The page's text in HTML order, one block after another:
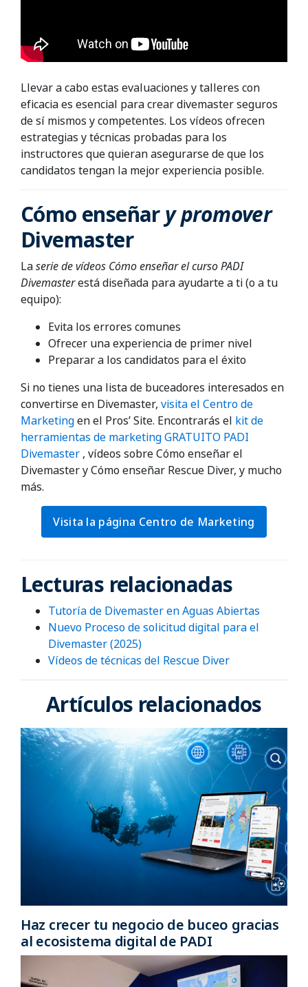
Llevar a cabo estas evaluaciones y talleres con
eficacia es esencial para crear divemaster seguros
de sí mismos y competentes. Los vídeos ofrecen
estrategias y técnicas probadas para los
instructores que quieran asegurarse de que los
candidatos tengan la mejor experiencia posible.
Cómo enseñary promover
Divemaster
Laserie de vídeos Cómo enseñar el curso PADI
Divemasterestá diseñada para ayudarte a ti (o a tu
equipo):
Evita los errores comunes
Ofrecer una experiencia de primer nivel
Preparar a los candidatos para el éxito
Si no tienes una lista de buceadores interesados en
convertirse en Divemaster, visita el Centro de
Marketingen el Pros’ Site. Encontrarás el kit de
herramientas de marketing GRATUITO PADI
Divemaster , vídeos sobre Cómo enseñar el
Divemaster y Cómo enseñar Rescue Diver, y mucho
más.
Visita la página Centro de Marketing
Lecturas relacionadas
Tutoría de Divemaster en Aguas Abiertas
Nuevo Proceso de solicitud digital para el
Divemaster(2025)
Vídeos de técnicas del Rescue Diver
Artículos relacionados
Haz crecer tu negocio de buceo gracias
al ecosistema digital de PADI